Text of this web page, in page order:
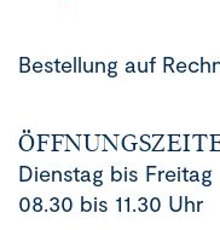
Bestellung auf
Dienstag bis Freitag
08.30 bis 11.30 Uhr